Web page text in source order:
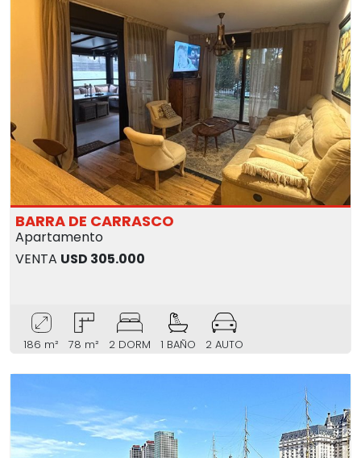
BARRA DE CARRASCO
Apartamento
VENTA USD 305.000
186 m² 78 m² 2 DORM 1 BAÑO 2 AUTO